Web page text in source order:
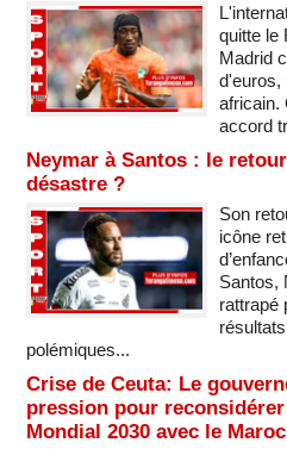
quitte le
Madrid
d'euros,
africain.
accord
Neymar à Santos : le
désastre ?
Son
icône
Santos,
rattrapé
polémiques...
Crise de Ceuta: Le
pression pour
Mondial 2030 avec le Maroc